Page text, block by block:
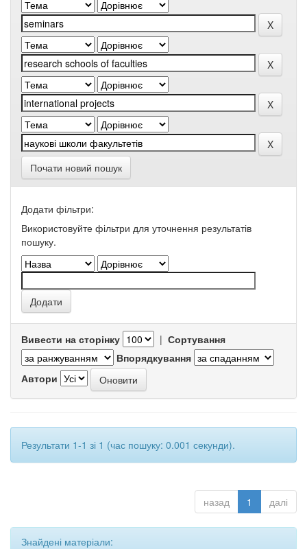
Почати новий пошук
Додати фільтри:
Використовуйте фільтри для уточнення результатів
пошуку.
Вивести на сторінку | Сортування
Впорядкування
Автори
Результати 1-1 зі 1 (час пошуку: 0.001 секунди).
назад 1 далі
Знайдені матеріали: